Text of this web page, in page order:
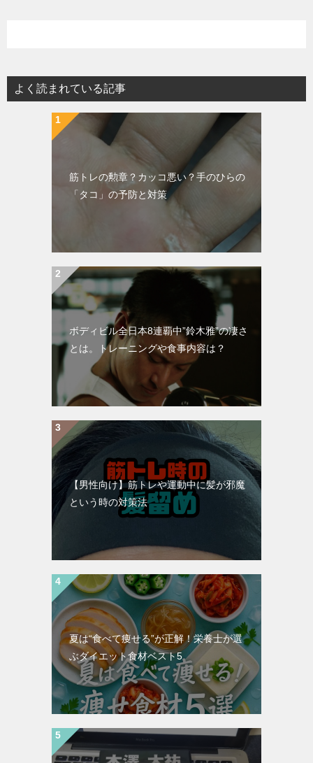
よく読まれている記事
筋トレの勲章？カッコ悪い？手のひらの
「タコ」の予防と対策
ボディビル全日本8連覇中”鈴木雅”の凄さ
とは。トレーニングや食事内容は？
【男性向け】筋トレや運動中に髪が邪魔
という時の対策法
夏は“食べて痩せる”が正解！栄養士が選
ぶダイエット食材ベスト5